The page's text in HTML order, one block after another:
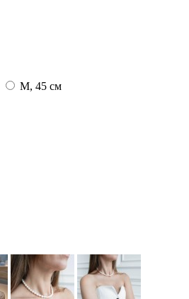
M, 45 см